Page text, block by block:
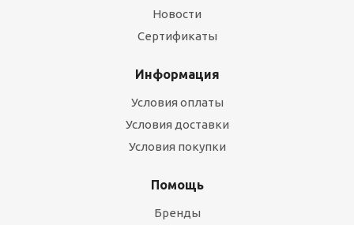
Новости
Сертификаты
Информация
Условия оплаты
Условия доставки
Условия покупки
Помощь
Бренды